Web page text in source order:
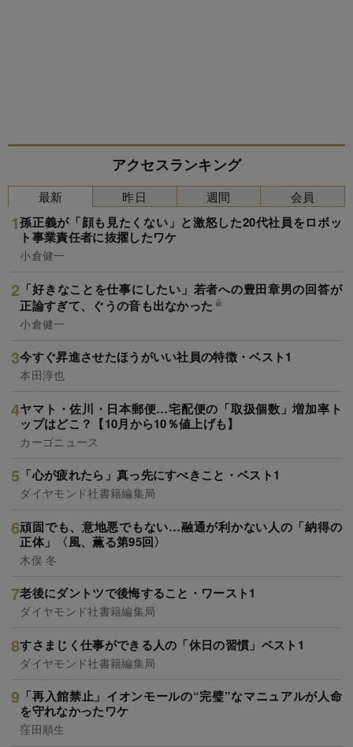
アクセスランキング
最新
孫正義が「顔も見たくない」と激怒した20代社員をロボッ
ト事業責任者に抜擢したワケ
小倉健一
「好きなことを仕事にしたい」若者への豊田章男の回答が
正論すぎて、ぐうの音も出なかった
小倉健一
今すぐ昇進させたほうがいい社員の特徴・ベスト1
本田淳也
ヤマト・佐川・日本郵便…宅配便の「取扱個数」増加率ト
ップはどこ？【10月から10％値上げも】
カーゴニュース
「心が疲れたら」真っ先にすべきこと・ベスト1
ダイヤモンド社書籍編集局
頑固でも、意地悪でもない…融通が利かない人の「納得の
正体」〈風、薫る第95回〉
木俣 冬
老後にダントツで後悔すること・ワースト1
ダイヤモンド社書籍編集局
すさまじく仕事ができる人の「休日の習慣」ベスト1
ダイヤモンド社書籍編集局
「再入館禁止」イオンモールの“完璧”なマニュアルが人命
を守れなかったワケ
窪田順生
昨日 週間 会員